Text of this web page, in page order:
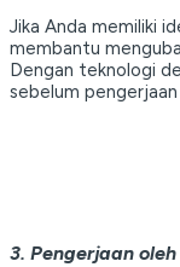
Jika Anda memiliki
membantu
Dengan teknologi
sebelum pengerjaan
3. Pengerjaan